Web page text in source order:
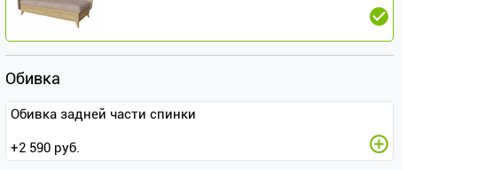
Обивка
Обивка задней части спинки
+2 590 руб.